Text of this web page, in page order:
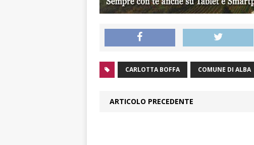
CARLOTTA BOFFA COMUNE DI ALBA
ARTICOLO PRECEDENTE